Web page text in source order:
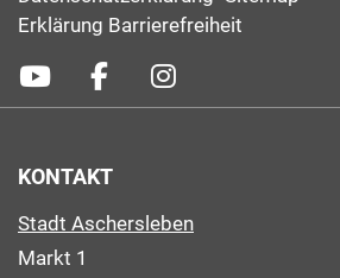
Erklärung Barrierefreiheit
KONTAKT
Stadt Aschersleben
Markt 1